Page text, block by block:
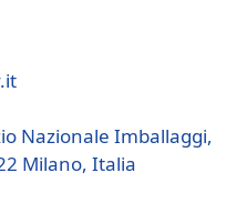
Nazionale Imballaggi,
Milano, Italia